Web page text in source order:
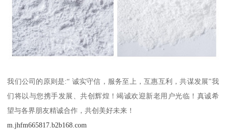
我们公司的原则是:“ 诚实守信，服务至上，互惠互利，共谋发展”我
们将以与您携手发展、共创辉煌！竭诚欢迎新老用户光临！真诚希
望与各界朋友精诚合作，共创美好未来！
m.jhfm665817.b2b168.com